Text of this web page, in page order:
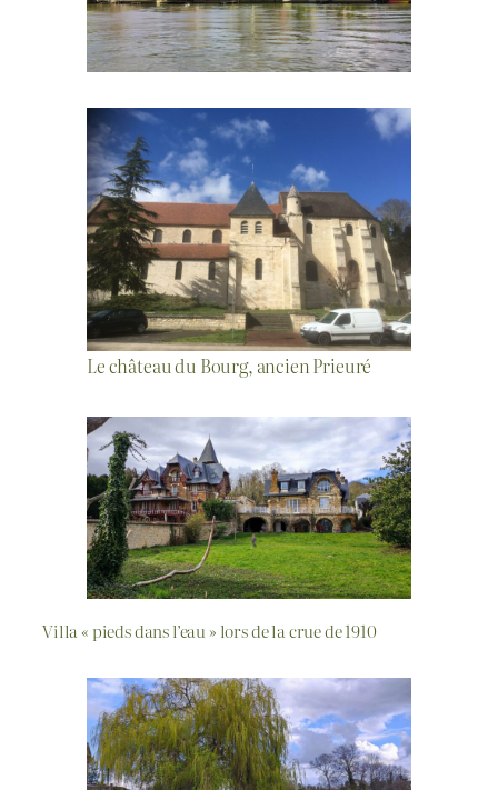
Le château du Bourg, ancien Prieuré
Villa « pieds dans l’eau » lors de la crue de 1910